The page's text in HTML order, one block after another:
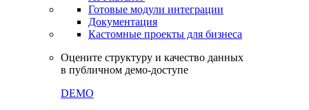
Получить доступ
API & Data Feed
API and Data Feed
Готовые модули интеграции
Документация